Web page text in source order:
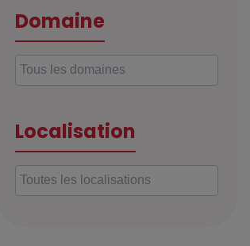
Domaine
Localisation